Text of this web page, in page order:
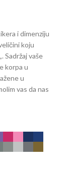
i dimenziju
koju
„. Sadržaj vaše
korpa u
u
vas da nas